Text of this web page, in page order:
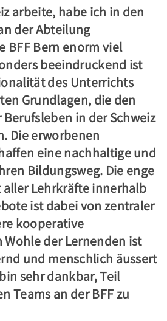
arbeite, habe ich in den
der Abteilung
BFF Bern enorm viel
beeindruckend ist
des Unterrichts
Grundlagen, die den
in der Schweiz
Die erworbenen
eine nachhaltige und
Bildungsweg. Die enge
Lehrkräfte innerhalb
ist dabei von zentraler
kooperative
Wohle der Lernenden ist
und menschlich äussert
sehr dankbar, Teil
Teams an der BFF zu